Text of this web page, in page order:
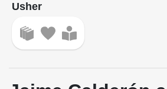
Usher